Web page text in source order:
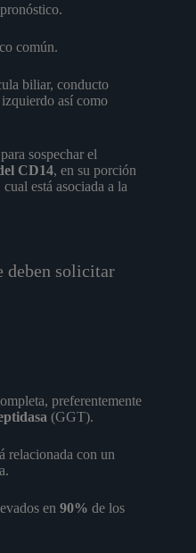
común.
biliar, conducto
así como
sospechar el
CD14, en su porción
está asociada a la
deben solicitar
preferentemente
(GGT).
relacionada con un
en 90% de los